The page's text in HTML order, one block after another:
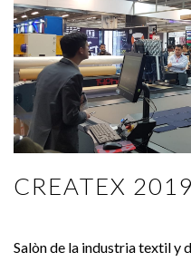
CREATEX 2019
Salòn de la industria textil y